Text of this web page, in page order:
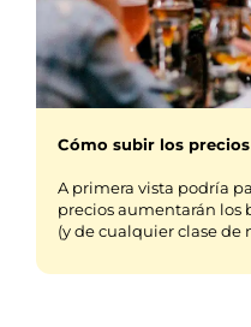
Cómo subir los
A primera vista podría
precios aumentarán los
(y de cualquier clase de